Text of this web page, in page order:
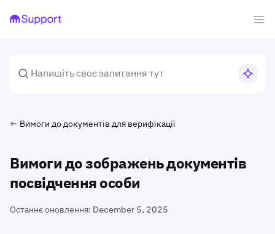
Вимоги до документів для верифікації
Вимоги до зображень документів
посвідчення особи
Останнє оновлення: December 5, 2025